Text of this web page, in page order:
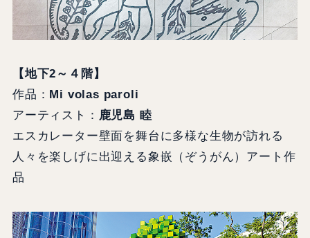
【地下2～４階】
作品： Mi volas paroli
アーティスト： 鹿児島 睦
エスカレーター壁面を舞台に多様な生物が訪れる
人々を楽しげに出迎える象嵌（ぞうがん）アート作
品